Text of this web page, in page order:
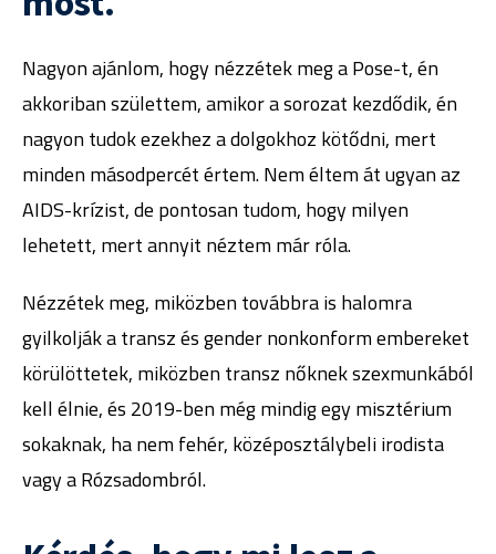
Nagyon ajánlom, hogy nézzétek meg a Pose-t, én
akkoriban születtem, amikor a sorozat kezdődik, én
nagyon tudok ezekhez a dolgokhoz kötődni, mert
minden másodpercét értem. Nem éltem át ugyan az
AIDS-krízist, de pontosan tudom, hogy milyen
lehetett, mert annyit néztem már róla.
Nézzétek meg, miközben továbbra is halomra
gyilkolják a transz és gender nonkonform embereket
körülöttetek, miközben transz nőknek szexmunkából
kell élnie, és 2019-ben még mindig egy misztérium
sokaknak, ha nem fehér, középosztálybeli irodista
vagy a Rózsadombról.